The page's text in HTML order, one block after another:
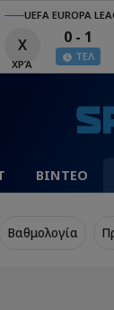
UEFA EUROPA
Χ
ΧΡΆ
0 - 1
ΤΕΛ
ΒΙΝΤΕΟ
Βαθμολογία